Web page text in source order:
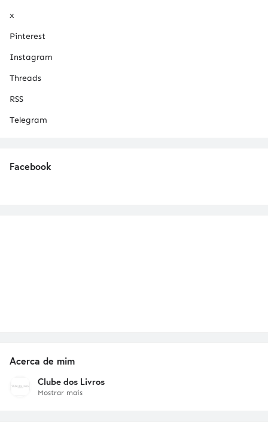
x
Pinterest
Instagram
Threads
RSS
Telegram
Facebook
Acerca de mim
Clube dos Livros
Mostrar mais